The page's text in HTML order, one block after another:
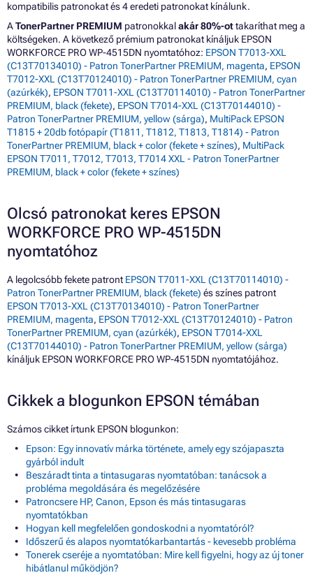
kompatibilis patronokat és 4 eredeti patronokat kínálunk.
ATonerPartner PREMIUM patronokkalakár 80%-ottakaríthat meg a
költségeken. A következő prémium patronokat kínáljuk EPSON
WORKFORCE PRO WP-4515DN nyomtatóhoz: EPSON T7013-XXL
(C13T70134010) - Patron TonerPartner PREMIUM, magenta, EPSON
T7012-XXL (C13T70124010) - Patron TonerPartner PREMIUM, cyan
(azúrkék), EPSON T7011-XXL (C13T70114010) - Patron TonerPartner
PREMIUM, black (fekete), EPSON T7014-XXL (C13T70144010) -
Patron TonerPartner PREMIUM, yellow (sárga), MultiPack EPSON
T1815 + 20db fotópapír (T1811, T1812, T1813, T1814) - Patron
TonerPartner PREMIUM, black + color (fekete + színes), MultiPack
EPSON T7011, T7012, T7013, T7014 XXL - Patron TonerPartner
PREMIUM, black + color (fekete + színes)
Olcsó patronokat keres EPSON
WORKFORCE PRO WP-4515DN
nyomtatóhoz
A legolcsóbb fekete patrontEPSON T7011-XXL (C13T70114010) -
Patron TonerPartner PREMIUM, black (fekete) és színes patront
EPSON T7013-XXL (C13T70134010) - Patron TonerPartner
PREMIUM, magenta, EPSON T7012-XXL (C13T70124010) - Patron
TonerPartner PREMIUM, cyan (azúrkék), EPSON T7014-XXL
(C13T70144010) - Patron TonerPartner PREMIUM, yellow (sárga)
kínáljuk EPSON WORKFORCE PRO WP-4515DN nyomtatójához.
Cikkek a blogunkon EPSON témában
Számos cikket írtunk EPSON blogunkon:
Epson: Egy innovatív márka története, amely egy szójapaszta
gyárból indult
Beszáradt tinta a tintasugaras nyomtatóban: tanácsok a
probléma megoldására és megelőzésére
Patroncsere HP, Canon, Epson és más tintasugaras
nyomtatókban
Hogyan kell megfelelően gondoskodni a nyomtatóról?
Időszerű és alapos nyomtatókarbantartás - kevesebb probléma
Tonerek cseréje a nyomtatóban: Mire kell figyelni, hogy az új toner
hibátlanul működjön?